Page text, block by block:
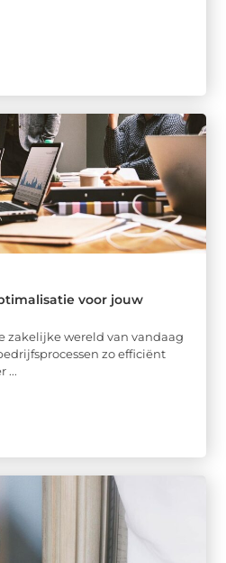
voor jouw
zakelijke wereld van vandaag
zo efficiënt
...